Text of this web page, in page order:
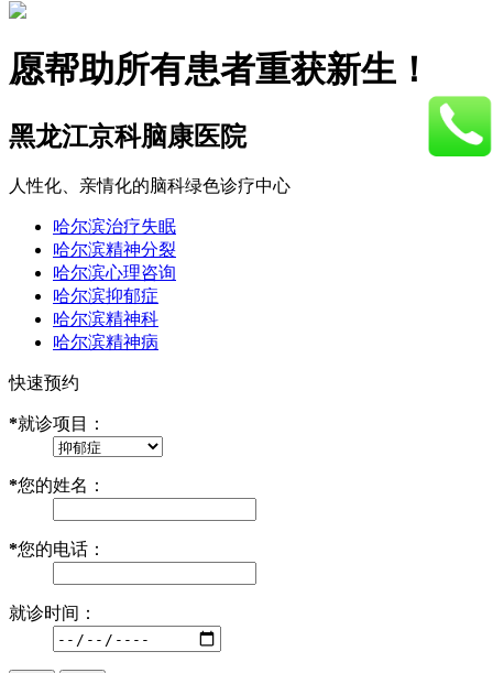
愿帮助所有患者重获新生！
黑龙江京科脑康医院
人性化、亲情化的脑科绿色诊疗中心
哈尔滨治疗失眠
哈尔滨精神分裂
哈尔滨心理咨询
哈尔滨抑郁症
哈尔滨精神科
哈尔滨精神病
快速预约
*就诊项目：
*您的姓名：
*您的电话：
就诊时间：